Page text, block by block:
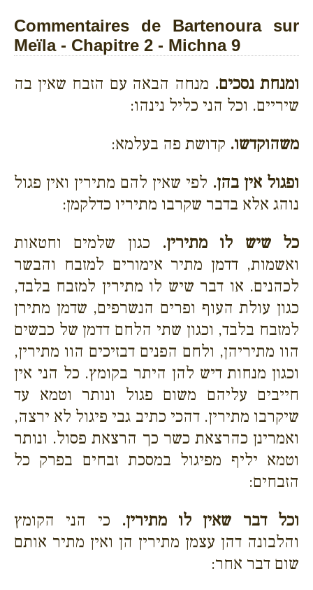
Commentaires de Bartenoura sur
Meïla - Chapitre 2 - Michna 9
ומנחת נסכים. מנחה הבאה עם הזבח שאין בה
שיריים. וכל הני כליל נינהו:
משהוקדשו. קדושת פה בעלמא:
ופגול אין בהן. לפי שאין להם מתירין ואין פגול
נוהג אלא בדבר שקרבו מתיריו כדלקמן:
כל שיש לו מתירין. כגון שלמים וחטאות
ואשמות, דדמן מתיר אימורים למזבח והבשר
לכהנים. או דבר שיש לו מתירין למזבח בלבד,
כגון עולת העוף ופרים הנשרפים, שדמן מתירן
למזבח בלבד, וכגון שתי הלחם דדמן של כבשים
הוו מתיריהן, ולחם הפנים דבזיכים הוו מתירין,
וכגון מנחות דיש להן היתר בקומץ. כל הני אין
חייבים עליהם משום פגול ונותר וטמא עד
שיקרבו מתירין. דהכי כתיב גבי פיגול לא ירצה,
ואמרינן כהרצאת כשר כך הרצאת פסול. ונותר
וטמא יליף מפיגול במסכת זבחים בפרק כל
הזבחים:
וכל דבר שאין לו מתירין. כי הני הקומץ
והלבונה דהן עצמן מתירין הן ואין מתיר אותם
שום דבר אחר: